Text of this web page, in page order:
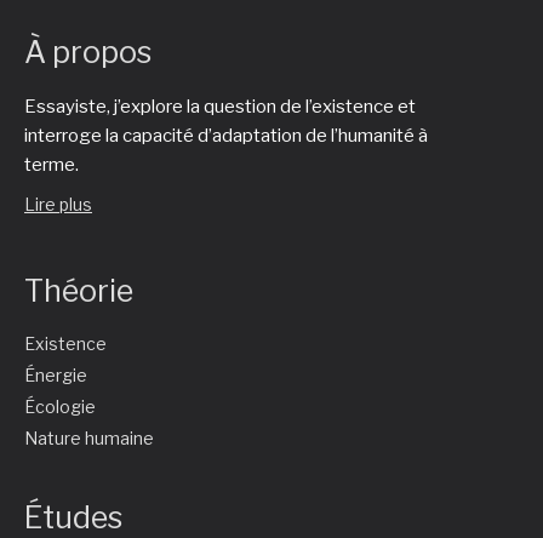
À propos
Essayiste, j’explore la question de l’existence et
interroge la capacité d’adaptation de l’humanité à
terme.
Lire plus
Théorie
Existence
Énergie
Écologie
Nature humaine
Études